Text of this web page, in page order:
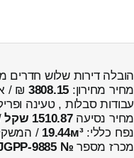
הובלה דירות שלוש
מחיר מחירון: 3808.15
₪ /
עבודות סבלות , טעינה
מחיר נסיעה1510.87 שקל
נפח כללי:19.44м³
/
מכרז מספר № JGPP-9885